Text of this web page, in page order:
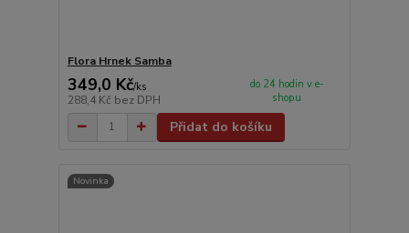
Flora Hrnek Samba
349,0 Kč/ks
288,4 Kč bez DPH
do 24 hodin v e-
shopu
Přidat do košíku
Novinka